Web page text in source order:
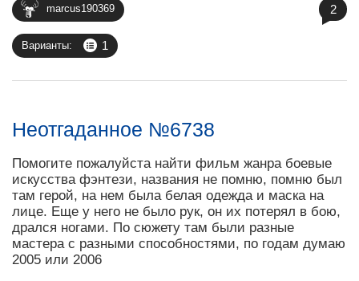
marcus190369
Варианты: 1
2
Неотгаданное №6738
Помогите пожалуйста найти фильм жанра боевые
искусства фэнтези, названия не помню, помню был
там герой, на нем была белая одежда и маска на
лице. Еще у него не было рук, он их потерял в бою,
дрался ногами. По сюжету там были разные
мастера с разными способностями, по годам думаю
2005 или 2006